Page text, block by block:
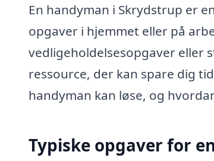
En handyman i Skrydstrup er
opgaver i hjemmet eller på
vedligeholdelsesopgaver eller
ressource, der kan spare dig
handyman kan løse, og
Typiske opgaver for